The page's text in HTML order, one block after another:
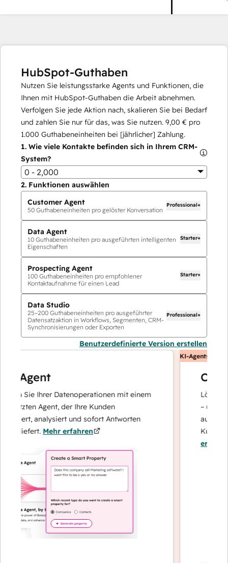
HubSpot-Guthaben
Nutzen Sie leistungsstarke Agents und Funktionen, die
Ihnen mit HubSpot-Guthaben die Arbeit abnehmen.
Verfolgen Sie jede Aktion nach, skalieren Sie bei Bedarf
und zahlen Sie nur für das, was Sie nutzen. 9,00 € pro
1.000 Guthabeneinheiten bei [jährlicher] Zahlung.
1. Wie viele Kontakte befinden sich in Ihrem CRM-
System?
0 - 2,000
2. Funktionen auswählen
Customer Agent
50 Guthabeneinheiten pro gelöster Konversation
Professional+
Data Agent
10 Guthabeneinheiten pro ausgeführten intelligenten
Eigenschaften
Starter+
Prospecting Agent
100 Guthabeneinheiten pro empfohlener
Kontaktaufnahme für einen Lead
Starter+
Data Studio
25–200 Guthabeneinheiten pro ausgeführter
Datensatzaktion in Workflows, Segmenten, CRM-
Synchronisierungen oder Exporten
Professional+
Benutzerdefinierte Version erstellen
Agent
Sie Ihrer Datenoperationen mit einem
Agent, der Ihre Kunden
analysiert und sofort Antworten
liefert.Mehr erfahren
KI-Agents
Löst
– und
auf
erfahren